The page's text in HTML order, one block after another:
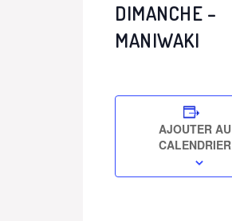
DIMANCHE –
MANIWAKI
AJOUTER AU
CALENDRIER